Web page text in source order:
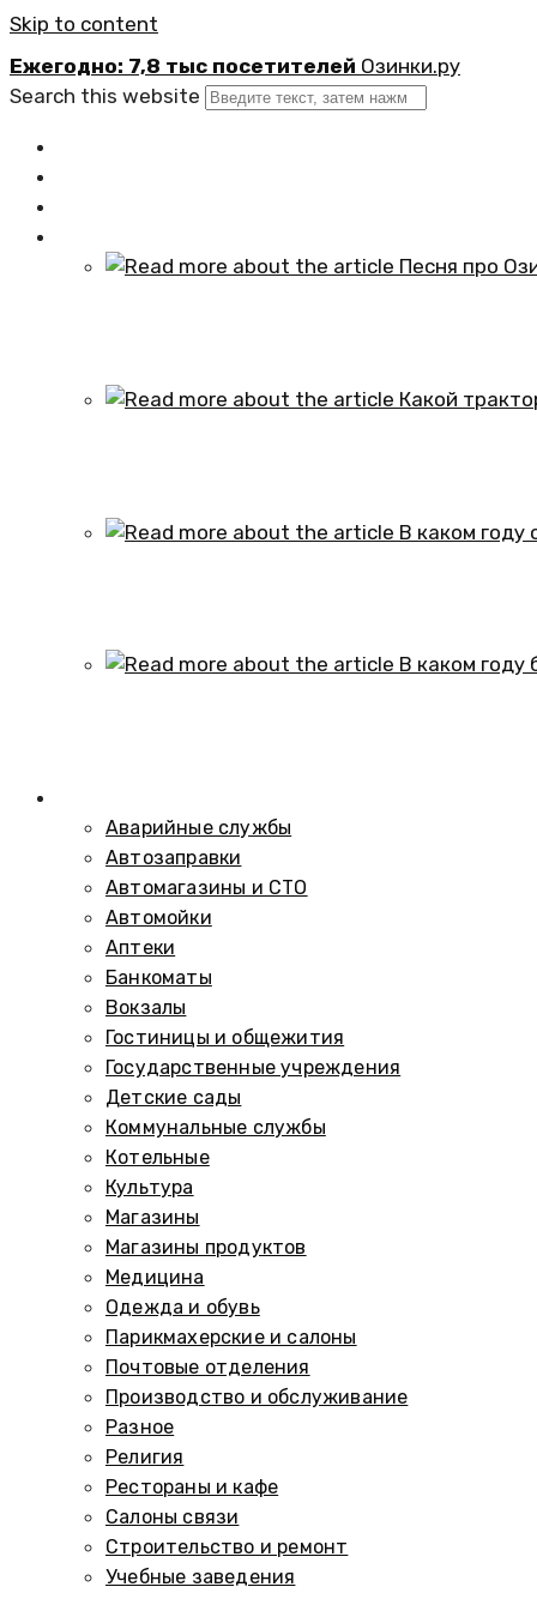
Skip to content
Ежегодно: 7,8 тыс посетителей Озинки.ру
Search this website
Аварийные службы
Автозаправки
Автомагазины и СТО
Автомойки
Аптеки
Банкоматы
Вокзалы
Гостиницы и общежития
Государственные учреждения
Детские сады
Коммунальные службы
Котельные
Культура
Магазины
Магазины продуктов
Медицина
Одежда и обувь
Парикмахерские и салоны
Почтовые отделения
Производство и обслуживание
Разное
Религия
Рестораны и кафе
Салоны связи
Строительство и ремонт
Учебные заведения